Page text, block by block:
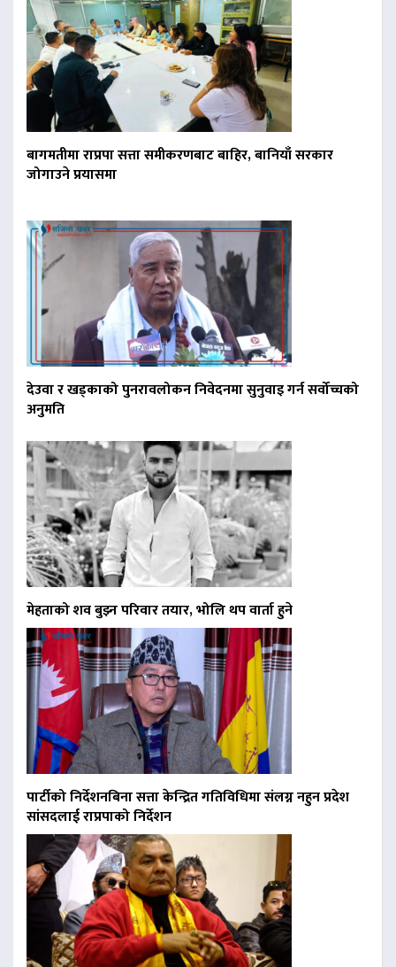
बागमतीमा राप्रपा सत्ता समीकरणबाट बाहिर, बानियाँ सरकार
जोगाउने प्रयासमा
देउवा र खड्काको पुनरावलोकन निवेदनमा सुनुवाइ गर्न सर्वोच्चको
अनुमति
मेहताको शव बुझ्न परिवार तयार, भोलि थप वार्ता हुने
पार्टीको निर्देशनबिना सत्ता केन्द्रित गतिविधिमा संलग्न नहुन प्रदेश
सांसदलाई राप्रपाको निर्देशन